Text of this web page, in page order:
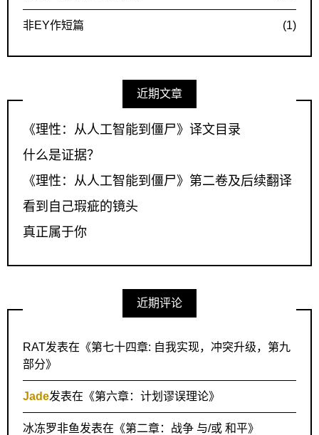
非EY作短篇 (1)
近期文章
《理性：从人工智能到僵尸》译文目录
什么是证据？
《理性：从人工智能到僵尸》第二卷及后续翻译
看到自己瑕疵的镜头
真正属于你
近期评论
RAT发表在《第七十四章: 自我实现，冲突升级，第九
部分》
Jade发表在《第六章：计划谬误理论》
冰冻罗非鱼发表在《第二章：战争 与/或 和平》